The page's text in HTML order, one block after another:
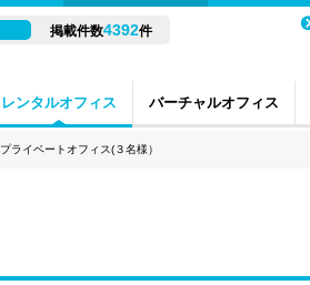
レンタルオフィス バーチャルオフィス
掲載件数4392件
プライベートオフィス(３名様）